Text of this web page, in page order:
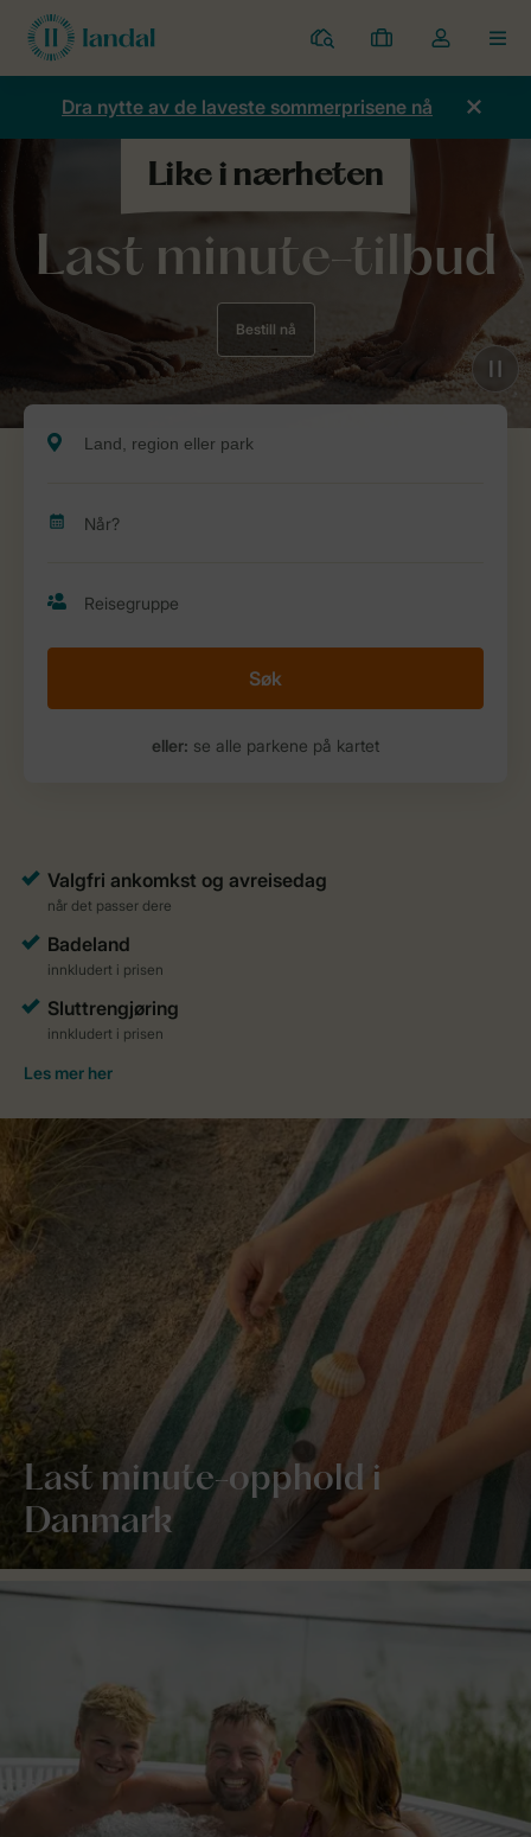
Parker
Mine
bestillinger
Toggle
the
my
Dra nytte av de laveste sommerprisene nå
Last minute-tilbud
Bestill nå
Søk
eller: se alle parkene på kartet
Last minute-opphold i
Danmark